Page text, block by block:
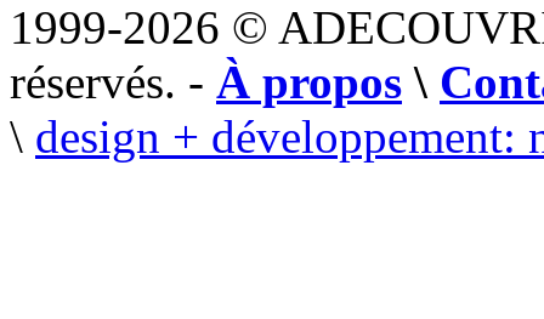
1999-2026 ©
réservés. - À propos \
\ design + développement: